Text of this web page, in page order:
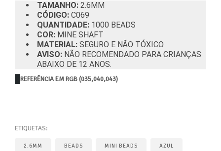
TAMANHO: 2.6MM
CÓDIGO: C069
QUANTIDADE: 1000 BEADS
COR: MINE SHAFT
MATERIAL: SEGURO E NÃO TÓXICO
AVISO: NÃO RECOMENDADO PARA CRIANÇAS
ABAIXO DE 12 ANOS.
REFERÊNCIA EM RGB (035,040,043)
ETIQUETAS:
2.6MM BEADS MINI BEADS AZUL